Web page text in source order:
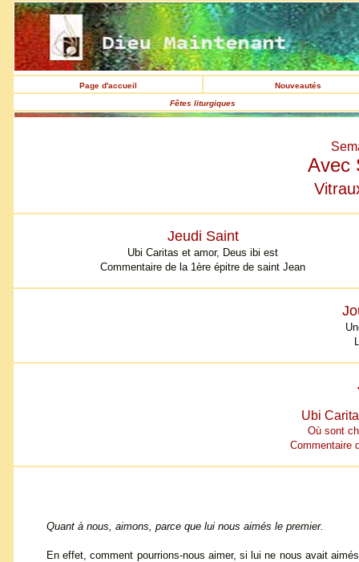
Page d'accueil
Nouveautés
Fêtes liturgiques
Avec
Jeudi Saint
Ubi Caritas et amor, Deus ibi est
Commentaire de la 1ère épitre de saint Jean
Ubi
Où sont
Commentaire
Quant à nous, aimons, parce que lui nous aimés le premier.
En effet, comment pourrions-nous aimer, si lui ne nous avait aimés